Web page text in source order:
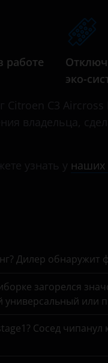
Picasso
работе
эко-
наших
Дилер обнаружит
загорелся
универсальный или
Сосед чипанул